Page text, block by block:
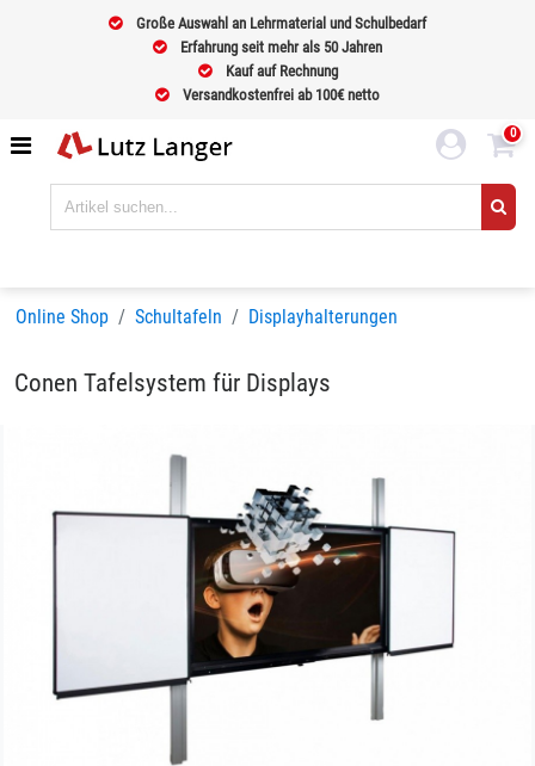
Große Auswahl an Lehrmaterial und Schulbedarf
Erfahrung seit mehr als 50 Jahren
Kauf auf Rechnung
Versandkostenfrei ab 100€ netto
0
Online Shop Schultafeln Displayhalterungen
Conen Tafelsystem für Displays